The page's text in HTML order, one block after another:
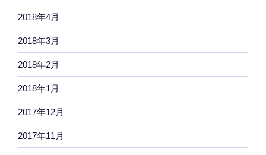
2018年4月
2018年3月
2018年2月
2018年1月
2017年12月
2017年11月